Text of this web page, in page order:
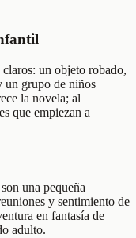
un objeto robado,
un grupo de niños
la novela; al
que empiezan a
una pequeña
y sentimiento de
en fantasía de
adulto.